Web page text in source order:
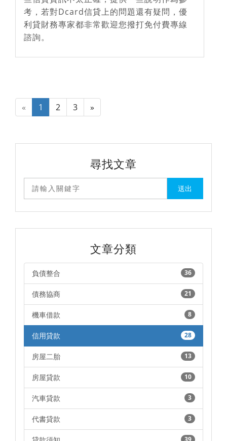
考，若對Dcard信貸上的問題還有疑問，優
利貸財務專家都非常歡迎您撥打免付費專線
諮詢。
« 1 2 3 »
尋找文章
文章分類
36
負債整合
21
債務協商
8
機車借款
28
信用貸款
13
房屋二胎
10
房屋貸款
3
汽車貸款
3
代書貸款
39